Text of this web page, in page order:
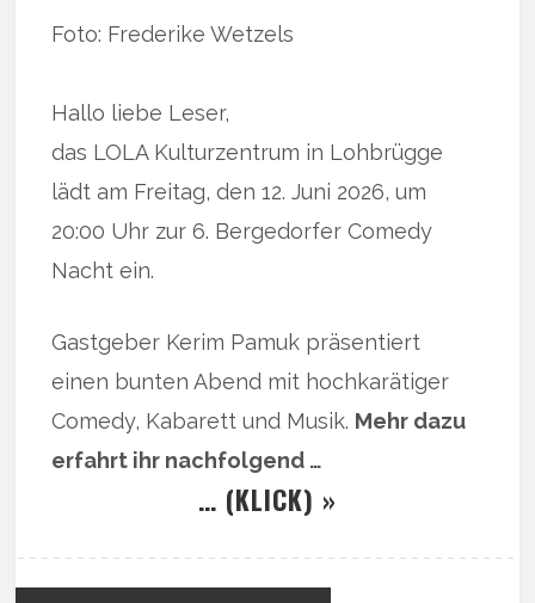
Foto: Frederike Wetzels
Hallo liebe Leser,
das LOLA Kulturzentrum in Lohbrügge
lädt am Freitag, den 12. Juni 2026, um
20:00 Uhr zur 6. Bergedorfer Comedy
Nacht ein.
Gastgeber Kerim Pamuk präsentiert
einen bunten Abend mit hochkarätiger
Comedy, Kabarett und Musik. Mehr dazu
erfahrt ihr nachfolgend …
… (KLICK) »